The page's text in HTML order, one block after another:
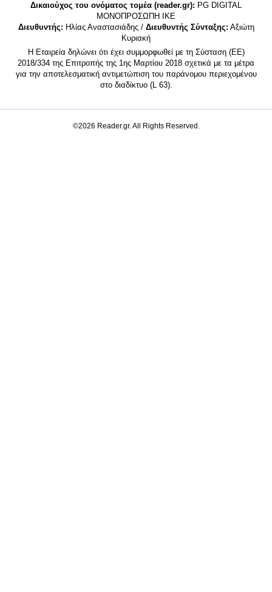
Δικαιούχος του ονόματος τομέα (reader.gr): PG DIGITAL
MONΟΠΡΟΣΩΠΗ ΙΚΕ
Διευθυντής: Ηλίας Αναστασιάδης / Διευθυντής Σύνταξης: Αξιώτη
Κυριακή
Η Εταιρεία δηλώνει ότι έχει συμμορφωθεί με τη Σύσταση (ΕΕ)
2018/334 της Επιτροπής της 1ης Μαρτίου 2018 σχετικά με τα μέτρα
για την αποτελεσματική αντιμετώπιση του παράνομου περιεχομένου
στο διαδίκτυο (L 63).
©2026 Reader.gr. All Rights Reserved.